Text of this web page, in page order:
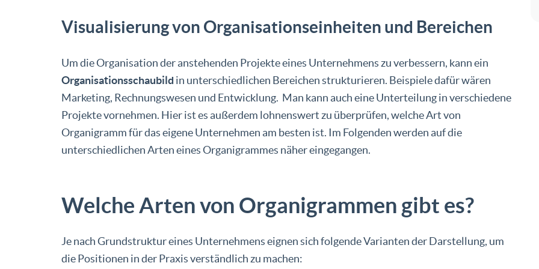
Visualisierung von Organisationseinheiten und Bereichen
Um die Organisation der anstehenden Projekte eines Unternehmens zu verbessern, kann ein
Organisationsschaubild in unterschiedlichen Bereichen strukturieren. Beispiele dafür wären
Marketing, Rechnungswesen und Entwicklung. Man kann auch eine Unterteilung in verschiedene
Projekte vornehmen. Hier ist es außerdem lohnenswert zu überprüfen, welche Art von
Organigramm für das eigene Unternehmen am besten ist. Im Folgenden werden auf die
unterschiedlichen Arten eines Organigrammes näher eingegangen.
Welche Arten von Organigrammen gibt es?
Je nach Grundstruktur eines Unternehmens eignen sich folgende Varianten der Darstellung, um
die Positionen in der Praxis verständlich zu machen: